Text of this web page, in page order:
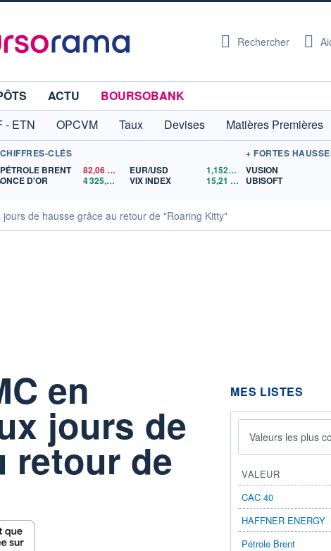
Rechercher
ACTU
BOURSOBANK
- ETN OPCVM Taux Devises Matières Premières
CHIFFRES-CLÉS
PÉTROLE BRENT
82,06
ONCE D'OR
4 325,65 $US
EUR/USD 1,1527$US
VIX INDEX
15,21
+ FORTES
VUSION
UBISOFT
de hausse grâce au retour de "Roaring Kitty"
en
jours de
retour de
MES LISTES
Valeurs les plus
VALEUR
CAC 40
HAFFNER ENERGY
Pétrole Brent